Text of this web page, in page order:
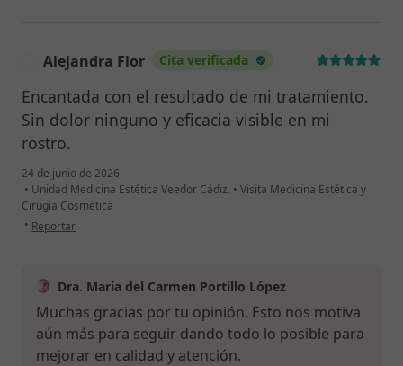
Alejandra Flor Cita verificada
Encantada con el resultado de mi tratamiento.
Sin dolor ninguno y eficacia visible en mi
rostro.
24 de junio de 2026
• Unidad Medicina Estética Veedor Cádiz. • Visita Medicina Estética y
Cirugía Cosmética
• en opinión del usuario Alejandra Flor
Reportar
Dra. María del Carmen Portillo López
Muchas gracias por tu opinión. Esto nos motiva
aún más para seguir dando todo lo posible para
mejorar en calidad y atención.